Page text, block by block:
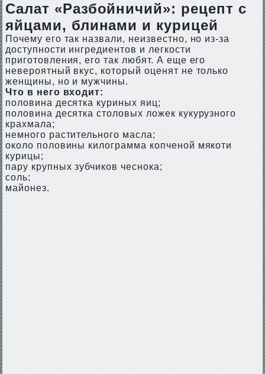
Салат «Разбойничий»: рецепт с
яйцами, блинами и курицей
Почему его так назвали, неизвестно, но из-за
доступности ингредиентов и легкости
приготовления, его так любят. А еще его
невероятный вкус, который оценят не только
женщины, но и мужчины.
Что в него входит:
половина десятка куриных яиц;
половина десятка столовых ложек кукурузного
крахмала;
немного растительного масла;
около половины килограмма копченой мякоти
курицы;
пару крупных зубчиков чеснока;
соль;
майонез.